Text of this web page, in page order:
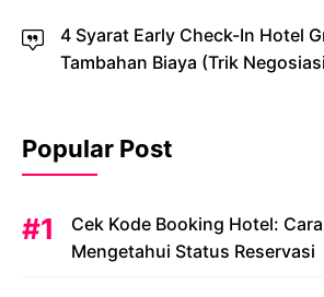
4 Syarat Early Check-In Hotel
Tambahan Biaya (Trik
Popular Post
Cek Kode Booking Hotel:
Mengetahui Status Reservasi